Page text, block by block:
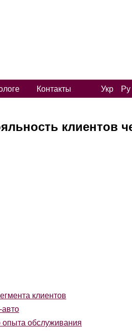
Контакты Укр Ру
клиентов
клиентов
опыта обслуживания